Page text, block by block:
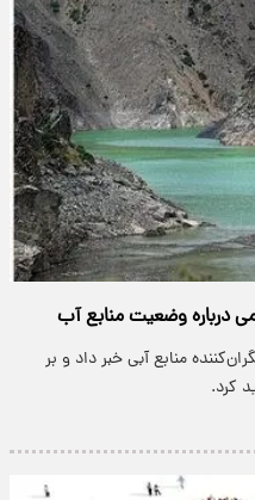
درباره وضعیت منابع آب
منابع آبی خبر داد و بر
کرد.